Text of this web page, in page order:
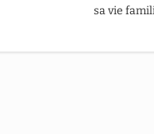
sa vie